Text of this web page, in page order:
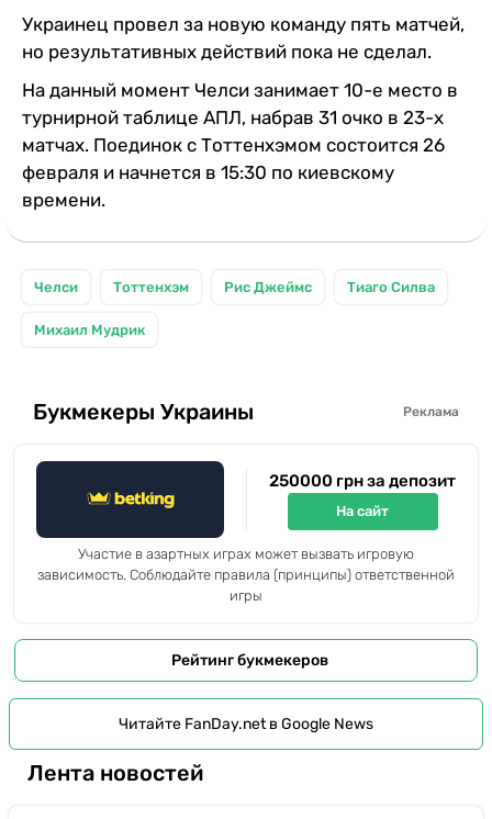
Украинец провел за новую команду пять матчей,
но результативных действий пока не сделал.
На данный момент Челси занимает 10-е место в
турнирной таблице АПЛ, набрав 31 очко в 23-х
матчах. Поединок с Тоттенхэмом состоится 26
февраля и начнется в 15:30 по киевскому
времени.
Челси Тоттенхэм Рис Джеймс Тиаго Силва
Михаил Мудрик
Букмекеры Украины Реклама
250000 грн за депозит
На сайт
Участие в азартных играх может вызвать игровую
зависимость. Соблюдайте правила (принципы) ответственной
игры
Рейтинг букмекеров
Читайте FanDay.net в Google News
Лента новостей